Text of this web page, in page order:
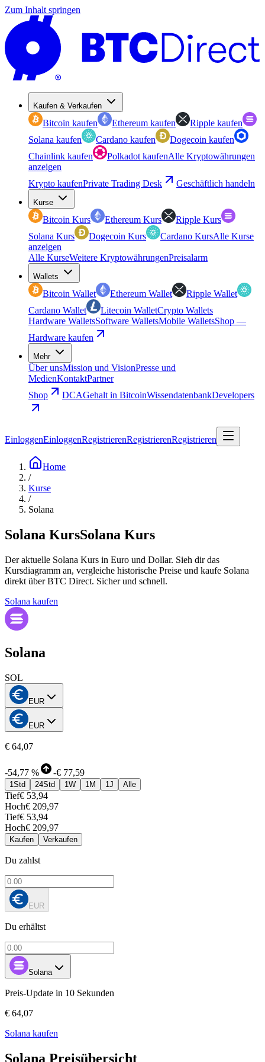
Zum Inhalt springen
Kaufen & Verkaufen
Bitcoin kaufen Ethereum kaufen
Ripple kaufen
Solana kaufen
Cardano kaufen
Dogecoin kaufen
Chainlink kaufen
Polkadot kaufenAlle Kryptowährungen
anzeigen
Krypto kaufenPrivate Trading Desk Geschäftlich handeln
Kurse
Bitcoin Kurs Ethereum Kurs
Ripple Kurs
Solana Kurs
Dogecoin Kurs Cardano KursAlle Kurse
anzeigen
Alle KurseWeitere KryptowährungenPreisalarm
Wallets
Bitcoin Wallet Ethereum Wallet
Ripple Wallet
Cardano Wallet
Litecoin WalletCrypto Wallets
Hardware WalletsSoftware WalletsMobile WalletsShop —
Hardware kaufen
Mehr
Über unsMission und VisionPresse und
MedienKontaktPartner
Shop
DCAGehalt in BitcoinWissendatenbankDevelopers
EinloggenEinloggenRegistrierenRegistrierenRegistrieren
Home
/
Kurse
/
Solana
Solana KursSolana Kurs
Der aktuelle Solana Kurs in Euro und Dollar. Sieh dir das
Kursdiagramm an, vergleiche historische Preise und kaufe Solana
direkt über BTC Direct. Sicher und schnell.
Solana kaufen
Solana
SOL
EUR
EUR
€ 64,07
-54,77 % -€ 77,59
1Std 24Std 1W 1M 1J Alle
Tief€ 53,94
Hoch€ 209,97
Tief€ 53,94
Hoch€ 209,97
Kaufen Verkaufen
Du zahlst
EUR
Du erhältst
Solana
Preis-Update in 10 Sekunden
€ 64,07
Solana kaufen
Solana Preisübersicht